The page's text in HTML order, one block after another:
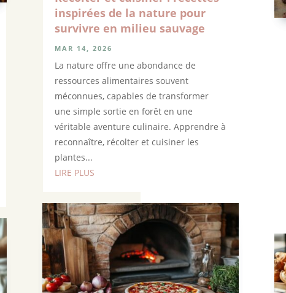
inspirées de la nature pour
survivre en milieu sauvage
MAR 14, 2026
La nature offre une abondance de
ressources alimentaires souvent
méconnues, capables de transformer
une simple sortie en forêt en une
véritable aventure culinaire. Apprendre à
reconnaître, récolter et cuisiner les
plantes...
LIRE PLUS